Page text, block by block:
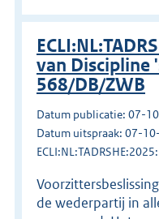
van Discipline
568/DB/ZWB
Datum publicatie: 07-
Datum uitspraak: 07-
de wederpartij in